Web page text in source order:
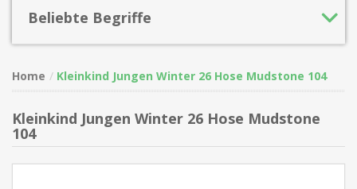
Beliebte Begriffe
Home Kleinkind Jungen Winter 26 Hose Mudstone 104
Kleinkind Jungen Winter 26 Hose Mudstone
104